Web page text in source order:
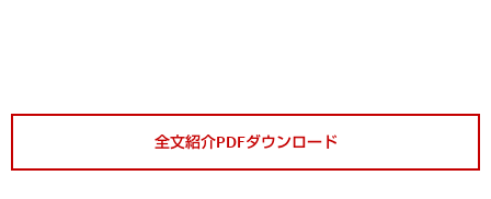
全文紹介PDFダウンロード